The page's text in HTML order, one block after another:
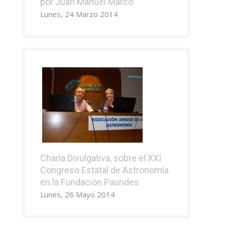
Lunes, 24 Marzo 2014
Charla Divulgativa, sobre el XXI
Congreso Estatal de Astronomía
en la Fundación Paurides
Lunes, 26 Mayo 2014